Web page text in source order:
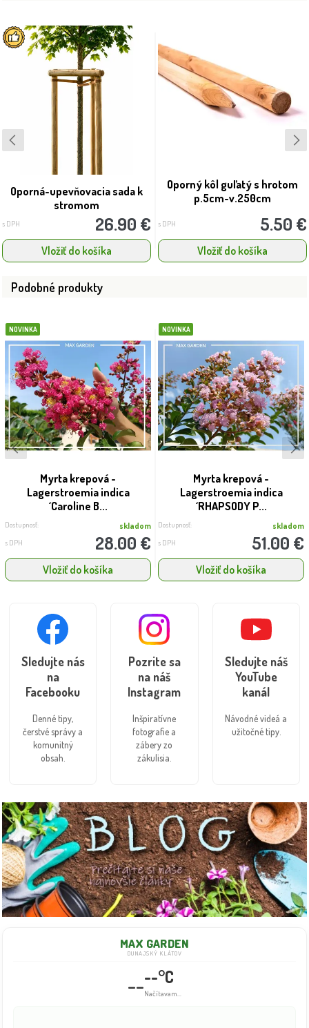
MAX GARDEN
DUNAJSKÝ KLÁTOV
----°C
Načítavam...
Oporná-upevňovacia sada k
stromom
s DPH 26.90 €
Vložiť do košíka
Oporný kôl guľatý s hrotom
p.5cm-v.250cm
s DPH 5.50 €
Vložiť do košíka
Podobné produkty
NOVINKA
Myrta krepová -
Lagerstroemia indica
´Caroline B...
Dostupnosť: skladom
s DPH 28.00 €
Vložiť do košíka
NOVINKA
Myrta krepová -
Lagerstroemia indica
´RHAPSODY P...
Dostupnosť: skladom
s DPH 51.00 €
Vložiť do košíka
Sledujte nás
na
Facebooku
Denné tipy,
čerstvé správy a
komunitný
obsah.
Pozrite sa
na náš
Instagram
Inšpiratívne
fotografie a
zábery zo
zákulisia.
Sledujte náš
YouTube
kanál
Návodné videá a
užitočné tipy.